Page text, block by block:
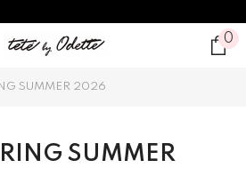
0
0
SUMMER 2026
SUMMER